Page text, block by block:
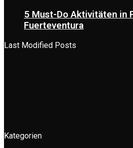
5 Must-Do Aktivitäten in
Fuerteventura
Last Modified Posts
Kategorien